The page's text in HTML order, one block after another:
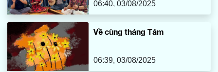
bị thời gian lãng quên.
06:40, 03/08/2025
Về cùng tháng Tám
06:39, 03/08/2025